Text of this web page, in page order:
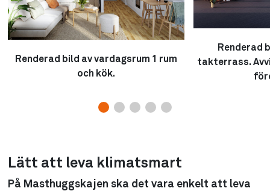
Renderad bild av vardagsrum 1 rum
och kök.
Renderad
takterrass.
Lätt att leva klimatsmart
På Masthuggskajen ska det vara enkelt att leva